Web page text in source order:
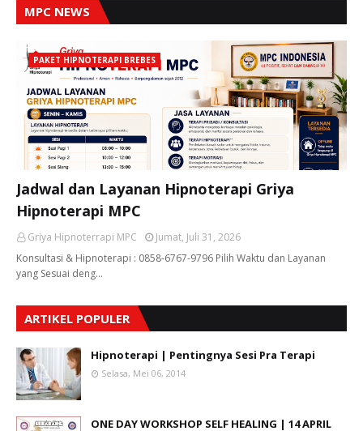
MPC NEWS
PAKET HIPNOTERAPI BREBES
Jadwal dan Layanan Hipnoterapi Griya
Hipnoterapi MPC
Griya Hipnoterrapi MPC
Jumat, Juli 31, 2026
Konsultasi & Hipnoterapi : 0858-6767-9796 Pilih Waktu dan Layanan
yang Sesuai deng…
ARTIKEL POPULER
Hipnoterapi | Pentingnya Sesi Pra Terapi
Selasa, Mei 06, 2014
ONE DAY WORKSHOP SELF HEALING | 14 APRIL